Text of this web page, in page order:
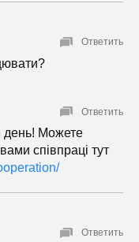
Ответить
день! Можете
співпраці тут
Ответить
Ответить